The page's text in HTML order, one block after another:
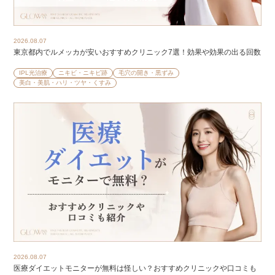
2026.08.07
東京都内でルメッカが安いおすすめクリニック7選！効果や効果の出る回数
IPL光治療 ニキビ・ニキビ跡
毛穴の開き・黒ずみ
美白・美肌・ハリ・ツヤ・くすみ
2026.08.07
医療ダイエットモニターが無料は怪しい？おすすめクリニックや口コミも